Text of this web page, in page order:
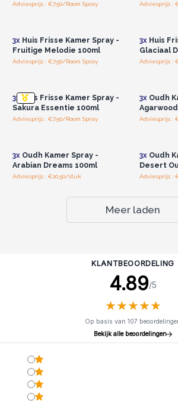
Adviesprijs : €7.50/Room Spray Adviesprijs :
3xHuis Frisse Kamer Spray -
Fruitige Melodie 100ml
Adviesprijs : €7.50/Room Spray
3xHuis
Glaciaal
Adviesprijs :
3x Huis Frisse Kamer Spray -
Sakura Essentie 100ml
Adviesprijs : €7.50/Room Spray
3xOudh
Adviesprijs :
3xOudh Kamer Spray -
Arabian Dreams 100ml
Adviesprijs : €10.50/stuk
3xOudh
Desert
Adviesprijs :
Meer laden
KLANTBEOORDELING
4.89/5
★★★★★
★★★★★
Op basis van 107
Bekijk alle beoordelingen